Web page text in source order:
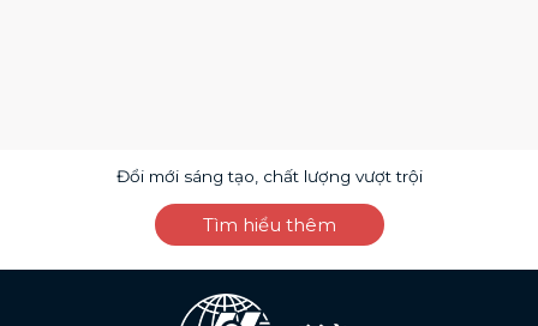
Đổi mới sáng tạo, chất lượng vượt trội
Tìm hiểu thêm